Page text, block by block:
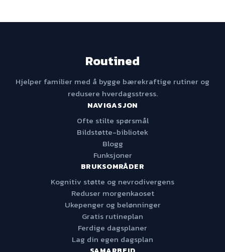
Routined
Hjelper familier med å bygge bærekraftige rutiner og
redusere hverdagsstress.
NAVIGASJON
Ofte stilte spørsmål
Bildstøtte-bibliotek
Blogg
Funksjoner
BRUKSOMRÅDER
Kognitiv støtte og nevrodivergens
Reduser morgenkaoset
Ukepenger og belønninger
Gratis rutineplan
Ferdige dagsplaner
Lag din egen dagsplan